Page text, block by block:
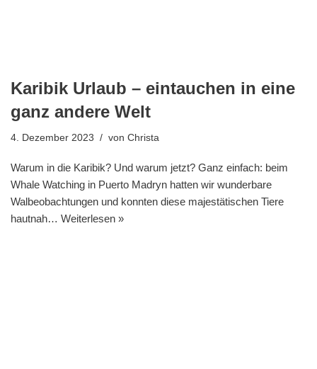
Karibik Urlaub – eintauchen in eine
ganz andere Welt
4. Dezember 2023 von Christa
Warum in die Karibik? Und warum jetzt? Ganz einfach: beim
Whale Watching in Puerto Madryn hatten wir wunderbare
Walbeobachtungen und konnten diese majestätischen Tiere
hautnah… Weiterlesen »